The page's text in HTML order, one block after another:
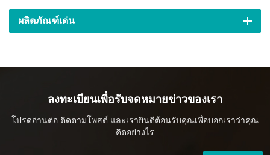
ผลิตภัณฑ์เด่น
ลงทะเบียนเพื่อรับจดหมายข่าวของเรา
โปรดอ่านต่อ ติดตามโพสต์ และเรายินดีต้อนรับคุณเพื่อบอกเราว่าคุณ
คิดอย่างไร